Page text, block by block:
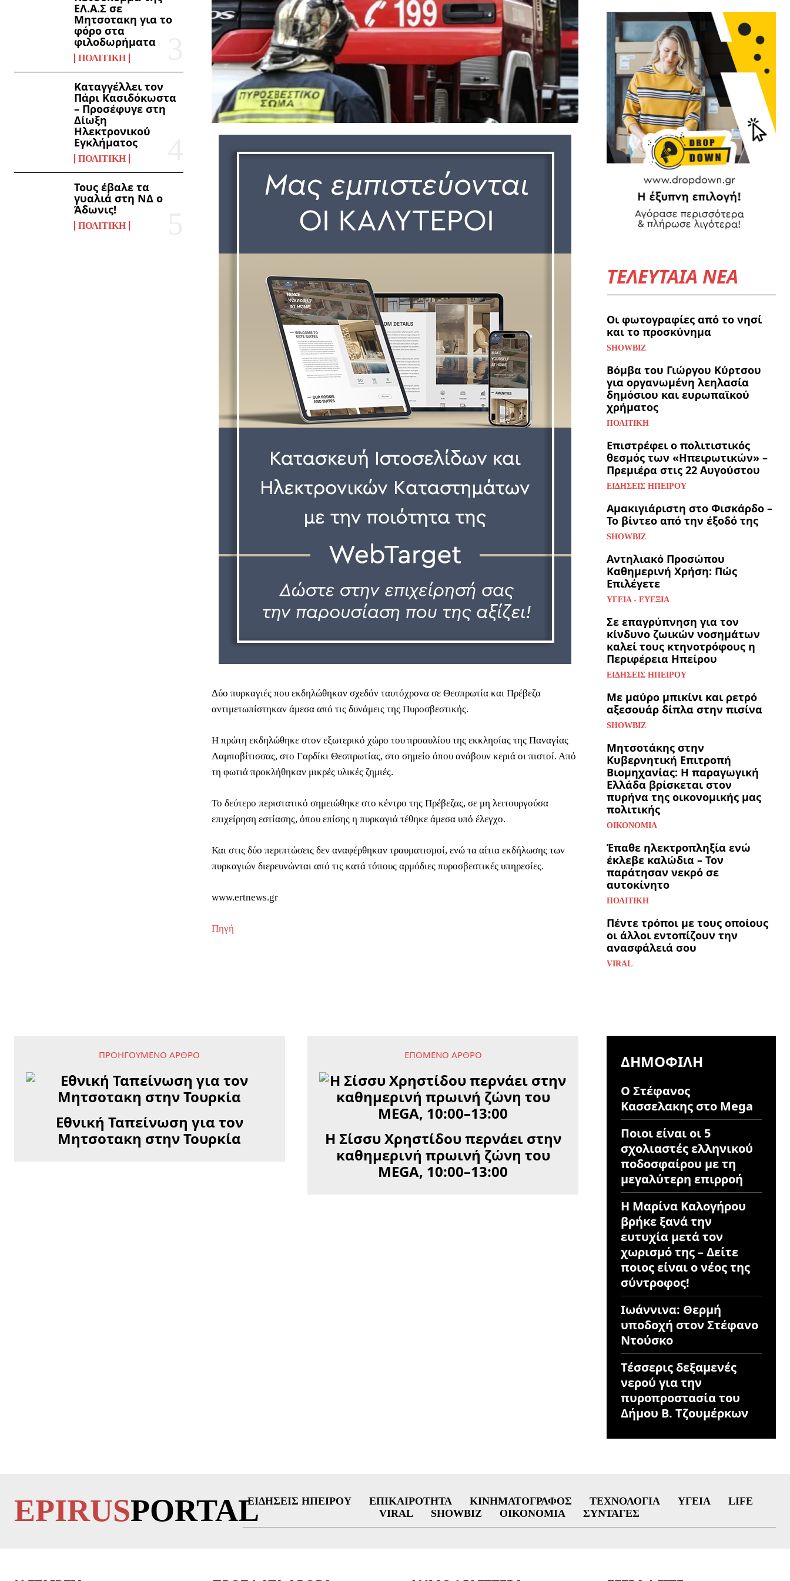
ΕΛ.Α.Σ σε
Μητσοτακη για το
φόρο στα
φιλοδωρήματα
ΠΟΛΙΤΙΚΉ
Καταγγέλλει τον
Πάρι Κασιδόκωστα
– Προσέφυγε στη
Δίωξη
Ηλεκτρονικού
Εγκλήματος
ΠΟΛΙΤΙΚΉ
Τους έβαλε τα
γυαλιά στη ΝΔ ο
Άδωνις!
ΠΟΛΙΤΙΚΉ
Δύο πυρκαγιές που εκδηλώθηκαν σχεδόν ταυτόχρονα σε Θεσπρωτία και Πρέβεζα
αντιμετωπίστηκαν άμεσα από τις δυνάμεις της Πυροσβεστικής.
Η πρώτη εκδηλώθηκε στον εξωτερικό χώρο του προαυλίου της εκκλησίας της Παναγίας
Λαμποβίτισσας, στο Γαρδίκι Θεσπρωτίας, στο σημείο όπου ανάβουν κεριά οι πιστοί. Από
τη φωτιά προκλήθηκαν μικρές υλικές ζημιές.
Το δεύτερο περιστατικό σημειώθηκε στο κέντρο της Πρέβεζας, σε μη λειτουργούσα
επιχείρηση εστίασης, όπου επίσης η πυρκαγιά τέθηκε άμεσα υπό έλεγχο.
Και στις δύο περιπτώσεις δεν αναφέρθηκαν τραυματισμοί, ενώ τα αίτια εκδήλωσης των
πυρκαγιών διερευνώνται από τις κατά τόπους αρμόδιες πυροσβεστικές υπηρεσίες.
www.ertnews.gr
Πηγή
ΤΕΛΕΥΤΑΙΑ ΝΕΑ
Οι φωτογραφίες από το νησί
και το προσκύνημα
SHOWBIZ
Βόμβα του Γιώργου Κύρτσου
για οργανωμένη λεηλασία
δημόσιου και ευρωπαϊκού
χρήματος
ΠΟΛΙΤΙΚΉ
Επιστρέφει ο πολιτιστικός
θεσμός των «Ηπειρωτικών» –
Πρεμιέρα στις 22 Αυγούστου
ΕΙΔΉΣΕΙΣ ΗΠΕΊΡΟΥ
Αμακιγιάριστη στο Φισκάρδο –
Το βίντεο από την έξοδό της
SHOWBIZ
Αντηλιακό Προσώπου
Καθημερινή Χρήση: Πώς
Επιλέγετε
ΥΓΕΊΑ - ΕΥΕΞΊΑ
Σε επαγρύπνηση για τον
κίνδυνο ζωικών νοσημάτων
καλεί τους κτηνοτρόφους η
Περιφέρεια Ηπείρου
ΕΙΔΉΣΕΙΣ ΗΠΕΊΡΟΥ
Με μαύρο μπικίνι και ρετρό
αξεσουάρ δίπλα στην πισίνα
SHOWBIZ
Μητσοτάκης στην
Κυβερνητική Επιτροπή
Βιομηχανίας: Η παραγωγική
Ελλάδα βρίσκεται στον
πυρήνα της οικονομικής μας
πολιτικής
ΟΙΚΟΝΟΜΊΑ
Έπαθε ηλεκτροπληξία ενώ
έκλεβε καλώδια – Τον
παράτησαν νεκρό σε
αυτοκίνητο
ΠΟΛΙΤΙΚΉ
Πέντε τρόποι με τους οποίους
οι άλλοι εντοπίζουν την
ανασφάλειά σου
VIRAL
ΠΡΟΗΓΟΎΜΕΝΟ ΆΡΘΡΟ
Εθνική Ταπείνωση για τον
Μητσοτακη στην Τουρκία
ΕΠΌΜΕΝΟ ΆΡΘΡΟ
Η Σίσσυ Χρηστίδου περνάει στην
καθημερινή πρωινή ζώνη του
MEGA, 10:00–13:00
ΔΗΜΟΦΙΛΉ
Ο Στέφανος
Κασσελακης στο Mega
Ποιοι είναι οι 5
σχολιαστές ελληνικού
ποδοσφαίρου με τη
μεγαλύτερη επιρροή
Η Μαρίνα Καλογήρου
βρήκε ξανά την
ευτυχία μετά τον
χωρισμό της – Δείτε
ποιος είναι ο νέος της
σύντροφος!
Ιωάννινα: Θερμή
υποδοχή στον Στέφανο
Ντούσκο
Τέσσερις δεξαμενές
νερού για την
πυροπροστασία του
Δήμου Β. Τζουμέρκων
EPIRUSPORTALΕΙΔΉΣΕΙΣ ΗΠΕΊΡΟΥ ΕΠΙΚΑΙΡΌΤΗΤΑ ΚΙΝΗΜΑΤΟΓΡΆΦΟΣ ΤΕΧΝΟΛΟΓΊΑ ΥΓΕΊΑ
LIFE
VIRAL
SHOWBIZ ΟΙΚΟΝΟΜΊΑ ΣΥΝΤΑΓΈΣ